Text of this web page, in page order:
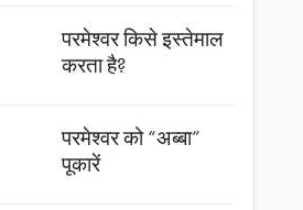
परमेश्वर किसे इस्तेमाल
करता है?
परमेश्वर को “अब्बा”
पूकारें